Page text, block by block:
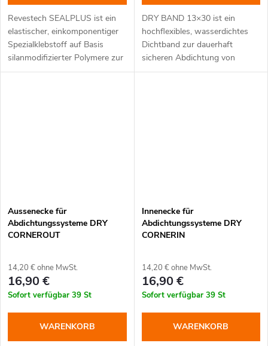
Revestech SEALPLUS ist ein
elastischer, einkomponentiger
Spezialklebstoff auf Basis
silanmodifizierter Polymere zur
dauerhaften Verklebung und
DRY BAND 13×30 ist ein
hochflexibles, wasserdichtes
Dichtband zur dauerhaft
sicheren Abdichtung von
Stößen, Anschlüssen und
Aussenecke für
Abdichtungssysteme DRY
CORNEROUT
14,20 € ohne MwSt.
16,90 €
Sofort verfügbar 39 St
WARENKORB
Innenecke für
Abdichtungssysteme DRY
CORNERIN
14,20 € ohne MwSt.
16,90 €
Sofort verfügbar 39 St
WARENKORB